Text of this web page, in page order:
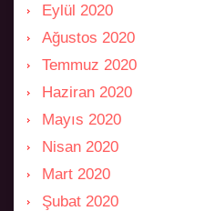
Eylül 2020
Ağustos 2020
Temmuz 2020
Haziran 2020
Mayıs 2020
Nisan 2020
Mart 2020
Şubat 2020